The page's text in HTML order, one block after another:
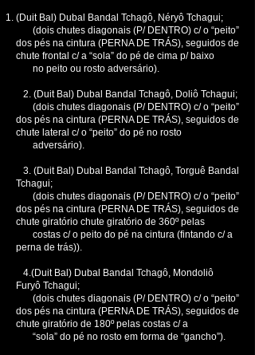
(Duit Bal) Dubal Bandal Tchagô, Néryô Tchagui;
(dois chutes diagonais (P/ DENTRO) c/ o “peito”
dos pés na cintura (PERNA DE TRÁS), seguidos de
chute frontal c/ a “sola” do pé de cima p/ baixo
no peito ou rosto adversário).
2. (Duit Bal) Dubal Bandal Tchagô, Doliô Tchagui;
(dois chutes diagonais (P/ DENTRO) c/ o “peito”
dos pés na cintura (PERNA DE TRÁS), seguidos de
chute lateral c/ o “peito” do pé no rosto
adversário).
3. (Duit Bal) Dubal Bandal Tchagô, Torguê Bandal
Tchagui;
(dois chutes diagonais (P/ DENTRO) c/ o “peito”
dos pés na cintura (PERNA DE TRÁS), seguidos de
chute giratório chute giratório de 360º pelas
costas c/ o peito do pé na cintura (fintando c/ a
perna de trás)).
4.(Duit Bal) Dubal Bandal Tchagô, Mondoliô
Furyô Tchagui;
(dois chutes diagonais (P/ DENTRO) c/ o “peito”
dos pés na cintura (PERNA DE TRÁS), seguidos de
chute giratório de 180º pelas costas c/ a
“sola” do pé no rosto em forma de “gancho”).